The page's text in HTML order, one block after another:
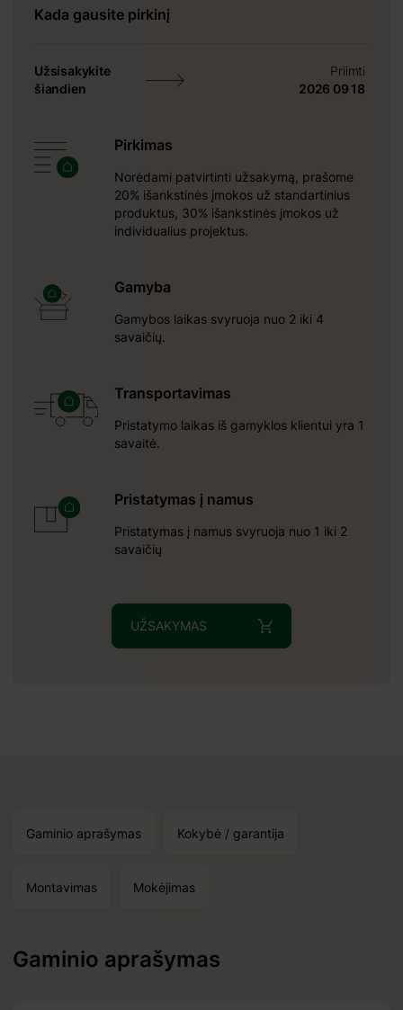
Kada gausite pirkinį
Užsisakykite
šiandien
Priimti
2026 09 18
Pirkimas
Norėdami patvirtinti užsakymą, prašome
20% išankstinės įmokos už standartinius
produktus, 30% išankstinės įmokos už
individualius projektus.
Gamyba
Gamybos laikas svyruoja nuo 2 iki 4
savaičių.
Transportavimas
Pristatymo laikas iš gamyklos klientui yra 1
savaitė.
Pristatymas į namus
Pristatymas į namus svyruoja nuo 1 iki 2
savaičių
UŽSAKYMAS
Gaminio aprašymas Kokybė / garantija
Montavimas Mokėjimas
Gaminio aprašymas